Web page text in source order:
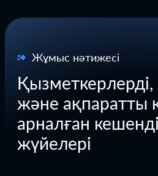
Жұмыс нәтижесі
Қызметкерлерді,
және ақпаратты
арналған кешенді
жүйелері